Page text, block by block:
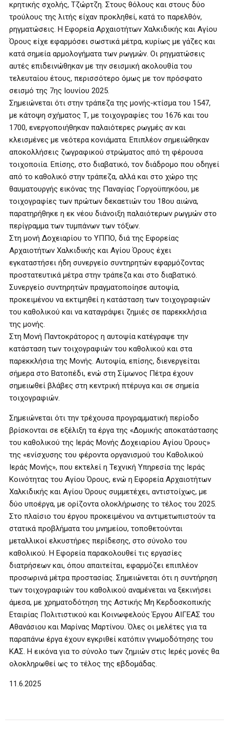
κρητικής σχολής, Τζώρτζη. Στους θόλους και στους δύο
τρούλους της λιτής είχαν προκληθεί, κατά το παρελθόν,
ρηγματώσεις. Η Εφορεία Αρχαιοτήτων Χαλκιδικής και Αγίου
Όρους είχε εφαρμόσει σωστικά μέτρα, κυρίως με γάζες και
κατά σημεία αρμολογήματα των ρωγμών. Οι ρηγματώσεις
αυτές επιδεινώθηκαν με την σεισμική ακολουθία του
τελευταίου έτους, περισσότερο όμως με τον πρόσφατο
σεισμό της 7ης Ιουνίου 2025.
Σημειώνεται ότι στην τράπεζα της μονής-κτίσμα του 1547,
με κάτοψη σχήματος Τ, με τοιχογραφίες του 1676 και του
1700, ενεργοποιήθηκαν παλαιότερες ρωγμές αν και
κλεισμένες με νεότερα κονιάματα. Επιπλέον σημειώθηκαν
αποκολλήσεις ζωγραφικού στρώματος από τη φέρουσα
τοιχοποιία. Επίσης, στο διαβατικό, τον διάδρομο που οδηγεί
από το καθολικό στην τράπεζα, αλλά και στο χώρο της
θαυματουργής εικόνας της Παναγίας Γοργοϋπηκόου, με
τοιχογραφίες των πρώτων δεκαετιών του 18ου αιώνα,
παρατηρήθηκε η εκ νέου διάνοιξη παλαιότερων ρωγμών στο
περίγραμμα των τυμπάνων των τόξων.
Στη μονή Δοχειαρίου το ΥΠΠΟ, διά της Εφορείας
Αρχαιοτήτων Χαλκιδικής και Αγίου Όρους έχει
εγκαταστήσει ήδη συνεργείο συντηρητών εφαρμόζοντας
προστατευτικά μέτρα στην τράπεζα και στο διαβατικό.
Συνεργείο συντηρητών πραγματοποίησε αυτοψία,
προκειμένου να εκτιμηθεί η κατάσταση των τοιχογραφιών
του καθολικού και να καταγράψει ζημιές σε παρεκκλήσια
της μονής.
Στη Μονή Παντοκράτορος η αυτοψία κατέγραψε την
κατάσταση των τοιχογραφιών του καθολικού και στα
παρεκκλήσια της Μονής. Αυτοψία, επίσης, διενεργείται
σήμερα στο Βατοπέδι, ενώ στη Σίμωνος Πέτρα έχουν
σημειωθεί βλάβες στη κεντρική πτέρυγα και σε σημεία
τοιχογραφιών.
Σημειώνεται ότι την τρέχουσα προγραμματική περίοδο
βρίσκονται σε εξέλιξη τα έργα της «Δομικής αποκατάστασης
του καθολικού της Ιεράς Μονής Δοχειαρίου Αγίου Όρους»
της «ενίσχυσης του φέροντα οργανισμού του Καθολικού
Ιεράς Μονής», που εκτελεί η Τεχνική Υπηρεσία της Ιεράς
Κοινότητας του Αγίου Όρους, ενώ η Εφορεία Αρχαιοτήτων
Χαλκιδικής και Αγίου Όρους συμμετέχει, αντιστοίχως, με
δύο υποέργα, με ορίζοντα ολοκλήρωσης το τέλος του 2025.
Στο πλαίσιο του έργου προκειμένου να αντιμετωπιστούν τα
στατικά προβλήματα του μνημείου, τοποθετούνται
μεταλλικοί ελκυστήρες περίδεσης, στο σύνολο του
καθολικού. Η Εφορεία παρακολουθεί τις εργασίες
διατρήσεων και, όπου απαιτείται, εφαρμόζει επιπλέον
προσωρινά μέτρα προστασίας. Σημειώνεται ότι η συντήρηση
των τοιχογραφιών του καθολικού αναμένεται να ξεκινήσει
άμεσα, με χρηματοδότηση της Αστικής Μη Κερδοσκοπικής
Εταιρίας Πολιτιστικού και Κοινωφελούς Έργου ΑΙΓΕΑΣ του
Αθανάσιου και Μαρίνας Μαρτίνου. Όλες οι μελέτες για τα
παραπάνω έργα έχουν εγκριθεί κατόπιν γνωμοδότησης του
ΚΑΣ. Η εικόνα για το σύνολο των ζημιών στις Ιερές μονές θα
ολοκληρωθεί ως το τέλος της εβδομάδας.
11.6.2025